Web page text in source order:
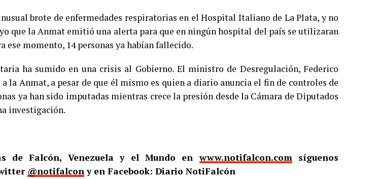
brote de enfermedades respiratorias en el Hospital Italiano de La Plata, y no
que la Anmat emitió una alerta para que en ningún hospital del país se utilizaran
ese momento, 14 personas ya habían fallecido.
ha sumido en una crisis al Gobierno. El ministro de Desregulación, Federico
la Anmat, a pesar de que él mismo es quien a diario anuncia el fin de controles de
ya han sido imputadas mientras crece la presión desde la Cámara de Diputados
investigación.
de Falcón, Venezuela y el Mundo enwww.notifalcon.comsíguenos
@notifalcony en Facebook: Diario NotiFalcón